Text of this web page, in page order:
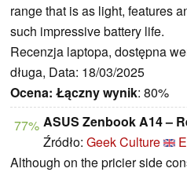
range that is as light, features
such impressive battery life.
Recenzja laptopa, dostępna
długa, Data: 18/03/2025
Ocena: Łączny wynik: 80%
77% ASUS Zenbook A14 –
Źródło: Geek Culture
Although on the pricier side